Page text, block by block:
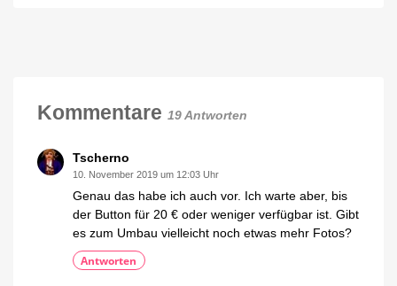
mit
Kommentare 19 Antworten
Tscherno
10. November 2019 um 12:03 Uhr
Genau das habe ich auch vor. Ich warte aber, bis
der Button für 20 € oder weniger verfügbar ist. Gibt
es zum Umbau vielleicht noch etwas mehr Fotos?
Antworten